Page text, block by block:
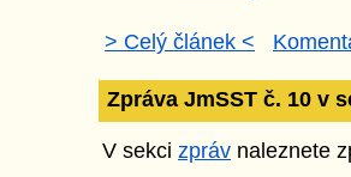
> Celý článek <
Zpráva JmSST č. 10 v
V sekci zpráv naleznete